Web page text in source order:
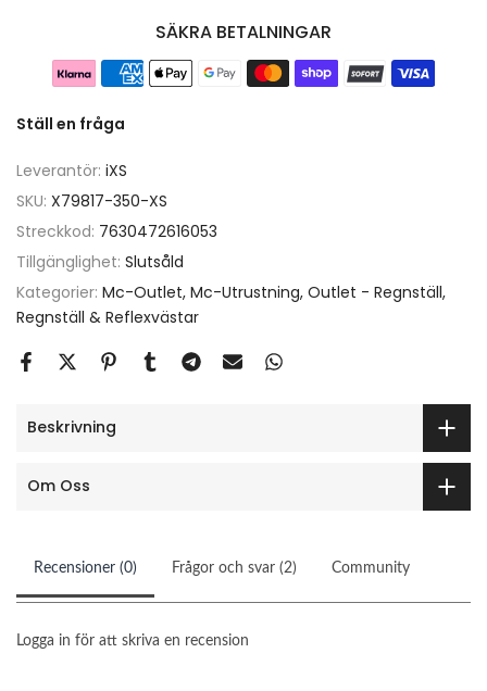
SÄKRA BETALNINGAR
Ställ en fråga
Leverantör: iXS
SKU: X79817-350-XS
Streckkod: 7630472616053
Tillgänglighet: Slutsåld
Kategorier: Mc-Outlet Mc-Utrustning Outlet - Regnställ
Regnställ & Reflexvästar
Beskrivning
Om Oss
Recensioner (0) Frågor och svar (2) Community
Logga in för att skriva en recension